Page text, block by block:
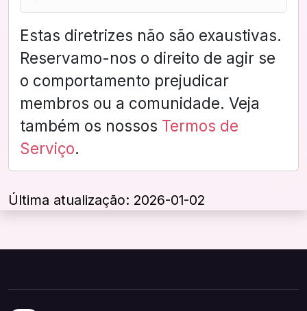
Estas diretrizes não são exaustivas.
Reservamo-nos o direito de agir se
o comportamento prejudicar
membros ou a comunidade. Veja
também os nossos Termos de
Serviço.
Última atualização: 2026-01-02